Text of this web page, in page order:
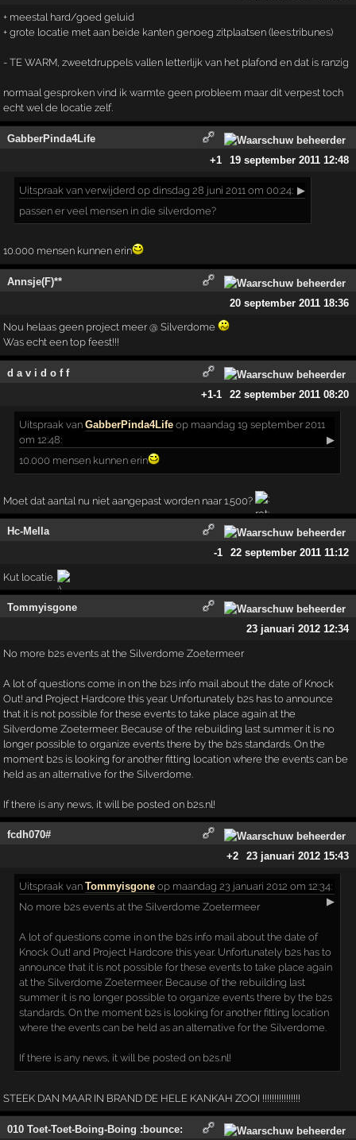
+ meestal hard/goed geluid
+ grote locatie met aan beide kanten genoeg zitplaatsen (lees:tribunes)
- TE WARM, zweetdruppels vallen letterlijk van het plafond en dat is ranzig
normaal gesproken vind ik warmte geen probleem maar dit verpest toch
echt wel de locatie zelf.
GabberPinda4Life
+1
19 september 2011 12:48
Uitspraak van verwijderd op dinsdag 28 juni 2011 om 00:24: ▶
passen er veel mensen in die silverdome?
10.000 mensen kunnen erin
Annsje(F)**
20 september 2011 18:36
Nou helaas geen project meer @ Silverdome
Was echt een top feest!!!
d a v i d o f f
+1-1 22 september 2011 08:20
Uitspraak vanGabberPinda4Life op maandag 19 september 2011
om 12:48:
▶
10.000 mensen kunnen erin
Moet dat aantal nu niet aangepast worden naar 1.500?
Hc-Mella
-1
22 september 2011 11:12
Kut locatie.
Tommyisgone
23 januari 2012 12:34
No more b2s events at the Silverdome Zoetermeer
A lot of questions come in on the b2s info mail about the date of Knock
Out! and Project Hardcore this year. Unfortunately b2s has to announce
that it is not possible for these events to take place again at the
Silverdome Zoetermeer. Because of the rebuilding last summer it is no
longer possible to organize events there by the b2s standards. On the
moment b2s is looking for another fitting location where the events can be
held as an alternative for the Silverdome.
If there is any news, it will be posted on b2s.nl!
fcdh070#
+2
23 januari 2012 15:43
Uitspraak vanTommyisgone op maandag 23 januari 2012 om 12:34:
▶
No more b2s events at the Silverdome Zoetermeer
A lot of questions come in on the b2s info mail about the date of
Knock Out! and Project Hardcore this year. Unfortunately b2s has to
announce that it is not possible for these events to take place again
at the Silverdome Zoetermeer. Because of the rebuilding last
summer it is no longer possible to organize events there by the b2s
standards. On the moment b2s is looking for another fitting location
where the events can be held as an alternative for the Silverdome.
If there is any news, it will be posted on b2s.nl!
STEEK DAN MAAR IN BRAND DE HELE KANKAH ZOOI !!!!!!!!!!!!!!!!
010 Toet-Toet-Boing-Boing :bounce: